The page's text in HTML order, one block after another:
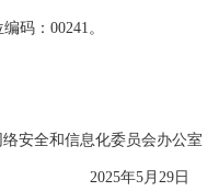
码：00241 。
络安全和信息化委员会办公室
2025年5 月29 日